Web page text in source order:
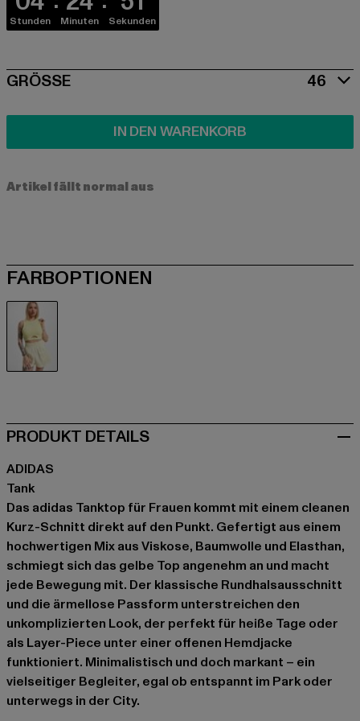
Stunden Minuten Sekunden
SIZE
GRÖSSE 46
IN DEN WARENKORB
Artikel fällt normal aus
FARBOPTIONEN
PRODUKT DETAILS
ADIDAS
Tank
Das adidas Tanktop für Frauen kommt mit einem cleanen
Kurz-Schnitt direkt auf den Punkt. Gefertigt aus einem
hochwertigen Mix aus Viskose, Baumwolle und Elasthan,
schmiegt sich das gelbe Top angenehm an und macht
jede Bewegung mit. Der klassische Rundhalsausschnitt
und die ärmellose Passform unterstreichen den
unkomplizierten Look, der perfekt für heiße Tage oder
als Layer-Piece unter einer offenen Hemdjacke
funktioniert. Minimalistisch und doch markant – ein
vielseitiger Begleiter, egal ob entspannt im Park oder
unterwegs in der City.